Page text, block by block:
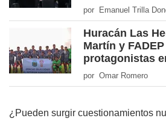
por Emanuel Trilla
Huracán Las
Martín y
protagonistas
por Omar Romero
¿Pueden surgir cuestionamientos